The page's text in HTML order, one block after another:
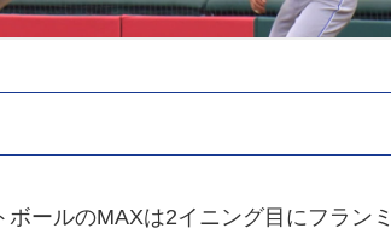
ールのMAXは2イニング目にフラン